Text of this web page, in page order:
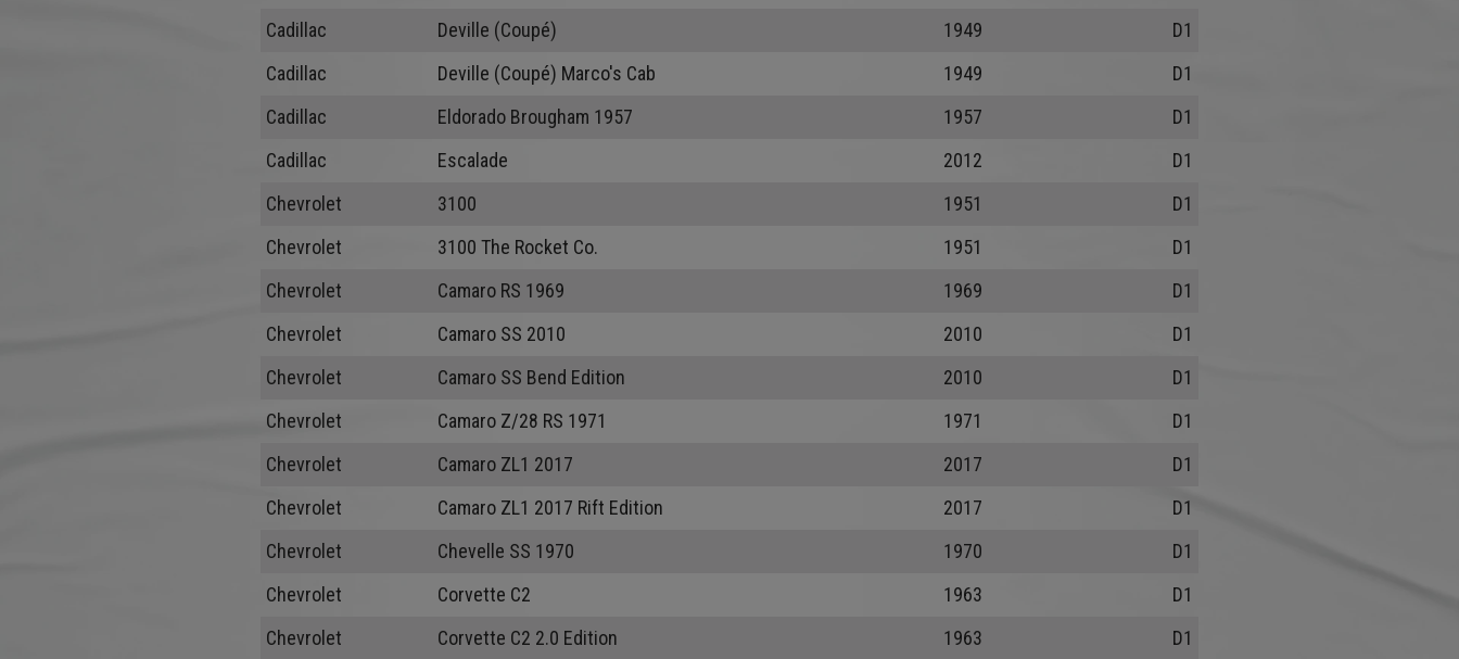
Cadillac
Deville (Coupé) 1949
D1
Cadillac
Deville (Coupé) Marco's Cab 1949
D1
Cadillac
Eldorado Brougham 1957 1957
D1
Cadillac
Escalade 2012
D1
Chevrolet
3100 1951
D1
Chevrolet
3100 The Rocket Co. 1951
D1
Chevrolet
Camaro RS 1969 1969
D1
Chevrolet
Camaro SS 2010 2010
D1
Chevrolet
Camaro SS Bend Edition 2010
D1
Chevrolet
Camaro Z/28 RS 1971 1971
D1
Chevrolet
Camaro ZL1 2017 2017
D1
Chevrolet
Camaro ZL1 2017 Rift Edition 2017
D1
Chevrolet
Chevelle SS 1970 1970
D1
Chevrolet
Corvette C2 1963
D1
Chevrolet
Corvette C2 2.0 Edition 1963 D1